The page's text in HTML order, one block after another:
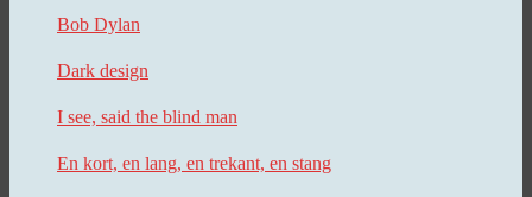
Bob Dylan
Dark design
I see, said the blind man
En kort, en lang, en trekant, en stang